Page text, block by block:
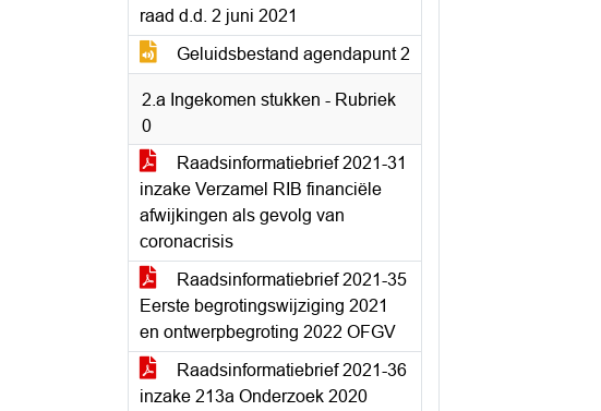
raad d.d. 2 juni 2021
Geluidsbestand agendapunt 2
2.a Ingekomen stukken - Rubriek
0
Raadsinformatiebrief 2021-31
inzake Verzamel RIB financiële
afwijkingen als gevolg van
coronacrisis
Raadsinformatiebrief 2021-35
Eerste begrotingswijziging 2021
en ontwerpbegroting 2022 OFGV
Raadsinformatiebrief 2021-36
inzake 213a Onderzoek 2020